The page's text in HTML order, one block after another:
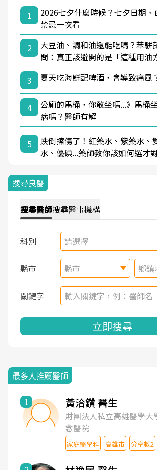
1
2026七夕什麼時候？七夕日期
禁忌一次看
2
大豆油、調和油還能吃嗎？苯駢
問：真正該避開的是「這種用油
3
夏天吃海鮮配啤酒，會導致痛風
4
公廁的馬桶，你敢坐嗎...》馬桶
病嗎？醫師有解
5
跌倒擦傷了！紅藥水、紫藥水、
水、優碘...藥師教你該如何選才
搜尋良醫
搜尋醫師搜尋醫事機構
科別 請選擇
縣市 縣市 鄉鎮
關鍵字
立即搜尋
最多人推薦醫師
1 黃洽鑽 醫生
財團法人私立高雄醫學大
念醫院
家庭醫學科 高雄市 分享數2